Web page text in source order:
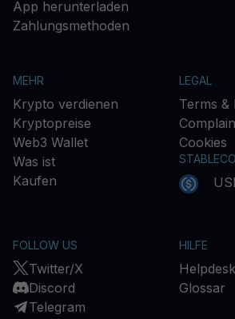
App herunterladen
Zahlungsmethoden
MEHR
Krypto verdienen
Kryptopreise
Web3 Wallet
Was ist
Kaufen
LEGAL
Terms &
Cookies
FOLLOW US
Twitter/X
Discord
Telegram
HILFE
Glossar